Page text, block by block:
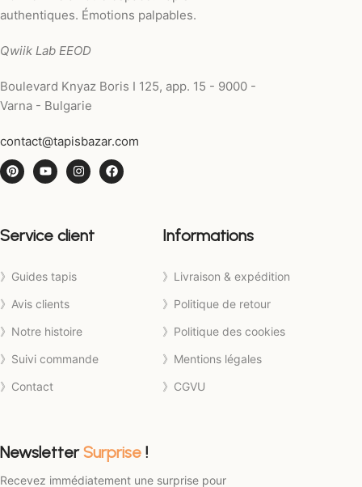
authentiques. Émotions palpables.
Qwiik Lab EEOD
Boulevard Knyaz Boris I 125, app. 15 - 9000 -
Varna - Bulgarie
contact@tapisbazar.com
Service client
》Guides tapis
》Avis clients
》Notre histoire
》Suivi commande
》Contact
Informations
》Livraison & expédition
》Politique de retour
》Politique des cookies
》Mentions légales
》CGVU
NewsletterSurprise !
Recevez immédiatement une surprise pour